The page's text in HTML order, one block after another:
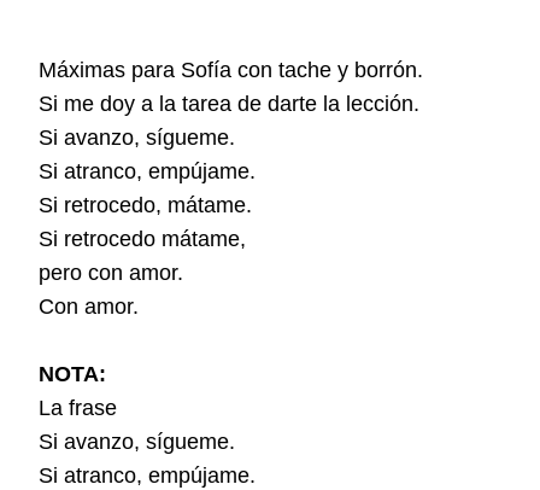
Máximas para Sofía con tache y borrón.
Si me doy a la tarea de darte la lección.
Si avanzo, sígueme.
Si atranco, empújame.
Si retrocedo, mátame.
Si retrocedo mátame,
pero con amor.
Con amor.
NOTA:
La frase
Si avanzo, sígueme.
Si atranco, empújame.